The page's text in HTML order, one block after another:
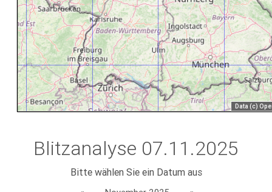
Blitzanalyse 07.11.2025
Bitte wählen Sie ein Datum aus